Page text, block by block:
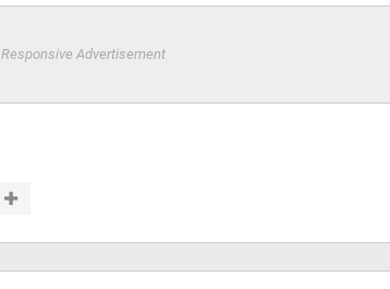
Responsive Advertisement